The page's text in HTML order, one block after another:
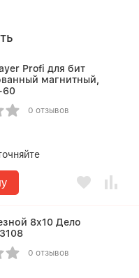
Profi для бит
магнитный,
60
0 отзывов
8x10 Дело
0 отзывов